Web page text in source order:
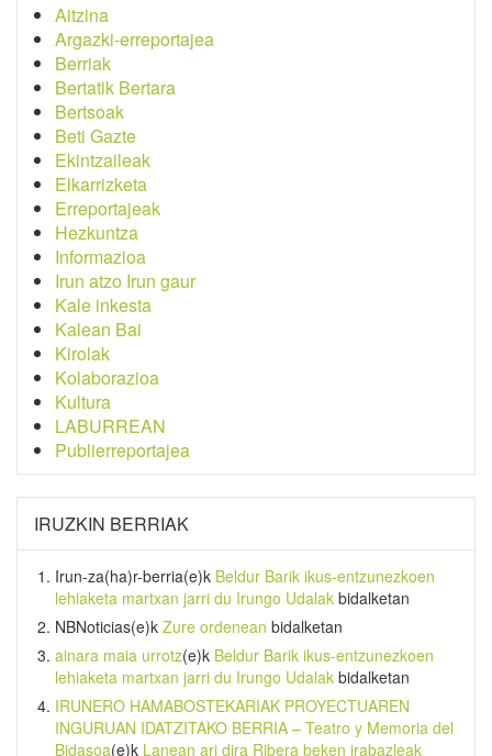
Aitzina
Argazki-erreportajea
Berriak
Bertatik Bertara
Bertsoak
Beti Gazte
Ekintzaileak
Elkarrizketa
Erreportajeak
Hezkuntza
Informazioa
Irun atzo Irun gaur
Kale inkesta
Kalean Bai
Kirolak
Kolaborazioa
Kultura
LABURREAN
Publierreportajea
IRUZKIN BERRIAK
Irun-za(ha)r-berria(e)k Beldur Barik ikus-entzunezkoen
lehiaketa martxan jarri du Irungo Udalak bidalketan
NBNoticias(e)k Zure ordenean bidalketan
ainara maia urrotz(e)k Beldur Barik ikus-entzunezkoen
lehiaketa martxan jarri du Irungo Udalak bidalketan
IRUNERO HAMABOSTEKARIAK PROYECTUAREN
INGURUAN IDATZITAKO BERRIA – Teatro y Memoria del
Bidasoa(e)k Lanean ari dira Ribera beken irabazleak